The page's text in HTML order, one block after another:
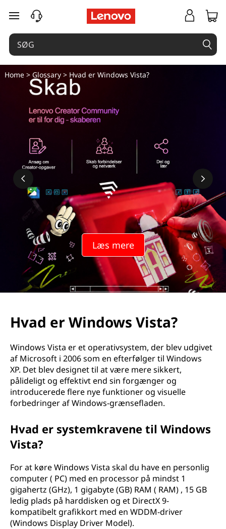
H
a
d
V
spring til hovedindhold
Læs mere
Home> Glossary> Hvad er Windows Vista?
Hvad er Windows Vista?
Windows Vista er et operativsystem, der blev udgivet
af Microsoft i 2006 som en efterfølger til Windows
XP. Det blev designet til at være mere sikkert,
pålideligt og effektivt end sin forgænger og
introducerede flere nye funktioner og visuelle
forbedringer af Windows-grænsefladen.
Hvad er systemkravene til Windows
Vista?
For at køre Windows Vista skal du have en personlig
computer ( PC) med en processor på mindst 1
gigahertz (GHz), 1 gigabyte (GB) RAM ( RAM) , 15 GB
ledig plads på harddisken og et DirectX 9-
kompatibelt grafikkort med en WDDM-driver
(Windows Display Driver Model).